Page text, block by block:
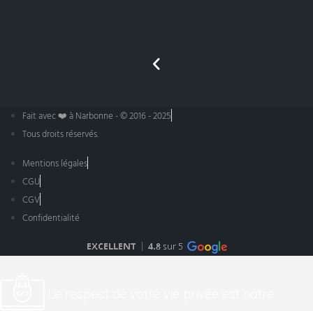
Fait avec ❤️ à Narbonne - © 2016 - 2025
Tous droits réservés.
Mentions légales
CGU
CGV
Confidentialité